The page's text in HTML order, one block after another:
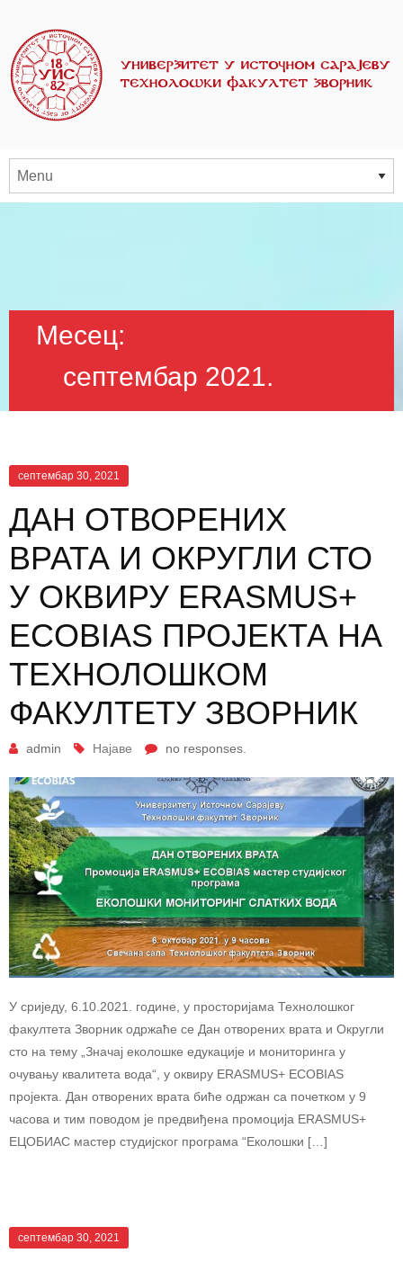
Месец:
септембар 2021.
септембар 30, 2021
ДАН ОТВОРЕНИХ
ВРАТА И ОКРУГЛИ СТО
У ОКВИРУ ERASMUS+
ECOBIAS ПРОЈЕКТА НА
ТЕХНОЛОШКОМ
ФАКУЛТЕТУ ЗВОРНИК
admin Најаве no responses.
У сриједу, 6.10.2021. године, у просторијама Технолошког
факултета Зворник одржаће се Дан отворених врата и Округли
сто на тему „Значај еколошке едукације и мониторинга у
очувању квалитета вода“, у оквиру ERASMUS+ ECOBIAS
пројекта. Дан отворених врата биће одржан са почетком у 9
часова и тим поводом је предвиђена промоција ERASMUS+
ЕЦОБИАС мастер студијског програма “Еколошки […]
септембар 30, 2021